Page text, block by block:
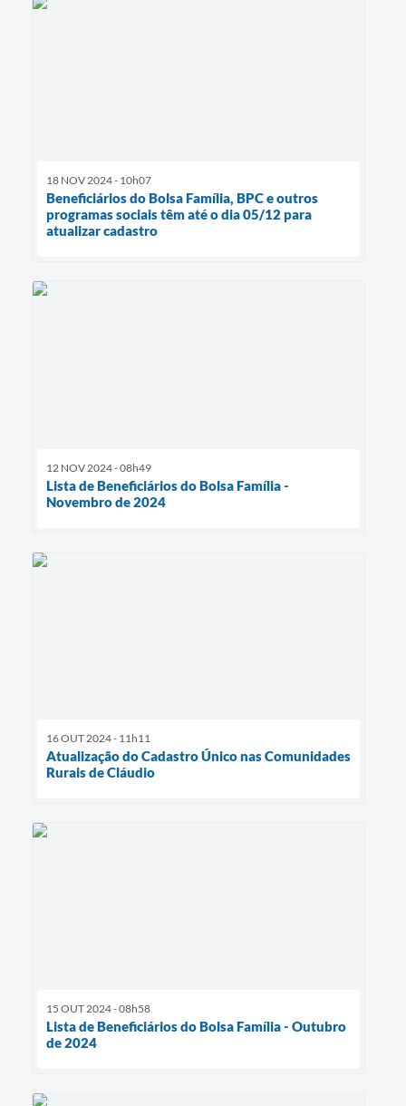
18 NOV 2024 - 10h07
Beneficiários do Bolsa Família, BPC e outros
programas sociais têm até o dia 05/12 para
atualizar cadastro
12 NOV 2024 - 08h49
Lista de Beneficiários do Bolsa Família -
Novembro de 2024
16 OUT 2024 - 11h11
Atualização do Cadastro Único nas Comunidades
Rurais de Cláudio
15 OUT 2024 - 08h58
Lista de Beneficiários do Bolsa Família - Outubro
de 2024